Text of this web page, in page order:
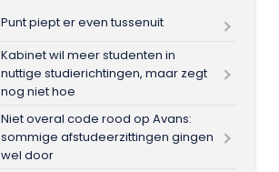
Punt piept er even tussenuit
Kabinet wil meer studenten in
nuttige studierichtingen, maar zegt
nog niet hoe
Niet overal code rood op Avans:
sommige afstudeerzittingen gingen
wel door